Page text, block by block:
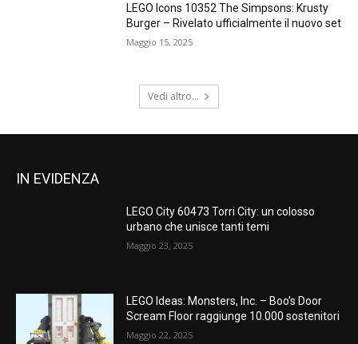
LEGO Icons 10352 The Simpsons: Krusty
Burger – Rivelato ufficialmente il nuovo set
Maggio 15, 2025
Vedi altro...
IN EVIDENZA
LEGO City 60473 Torri City: un colosso
urbano che unisce tanti temi
Maggio 23, 2025
LEGO Ideas: Monsters, Inc. – Boo’s Door
Scream Floor raggiunge 10.000 sostenitori
Maggio 22, 2025